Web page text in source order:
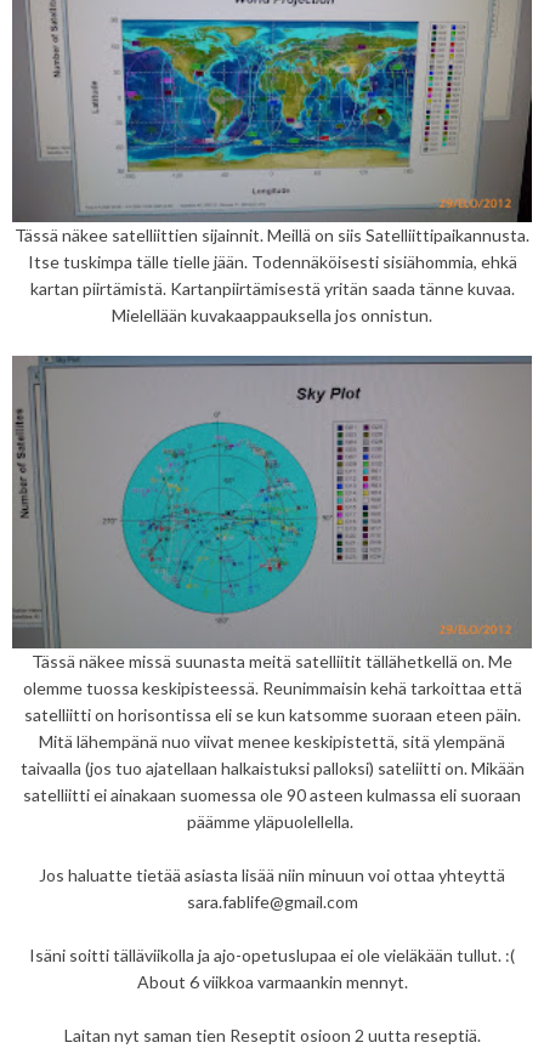
Tässä näkee satelliittien sijainnit. Meillä on siis Satelliittipaikannusta.
Itse tuskimpa tälle tielle jään. Todennäköisesti sisiähommia, ehkä
kartan piirtämistä. Kartanpiirtämisestä yritän saada tänne kuvaa.
Mielellään kuvakaappauksella jos onnistun.
Tässä näkee missä suunasta meitä satelliitit tällähetkellä on. Me
olemme tuossa keskipisteessä. Reunimmaisin kehä tarkoittaa että
satelliitti on horisontissa eli se kun katsomme suoraan eteen päin.
Mitä lähempänä nuo viivat menee keskipistettä, sitä ylempänä
taivaalla (jos tuo ajatellaan halkaistuksi palloksi) sateliitti on. Mikään
satelliitti ei ainakaan suomessa ole 90 asteen kulmassa eli suoraan
päämme yläpuolellella.
Jos haluatte tietää asiasta lisää niin minuun voi ottaa yhteyttä
sara.fablife@gmail.com
Isäni soitti tälläviikolla ja ajo-opetuslupaa ei ole vieläkään tullut. :(
About 6 viikkoa varmaankin mennyt.
Laitan nyt saman tien Reseptit osioon 2 uutta reseptiä.